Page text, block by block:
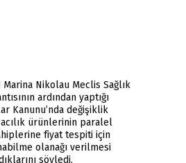
Nikolau Meclis Sağlık
ardından yaptığı
Kanunu’nda değişiklik
ürünlerinin paralel
fiyat tespiti için
olanağı verilmesi
söyledi.